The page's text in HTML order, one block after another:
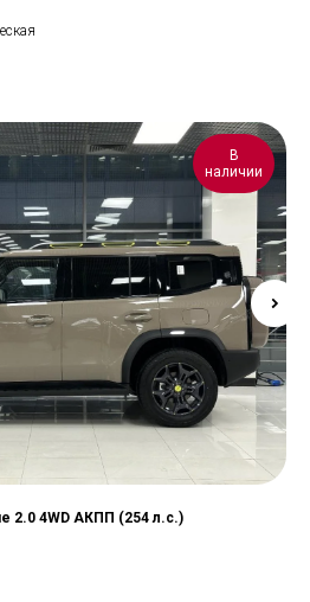
В
наличии
2.0 4WD АКПП (254 л.с.)